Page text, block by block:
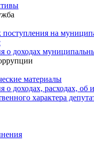
поступления на
о доходах
материалы
о доходах, расходах, об
характера